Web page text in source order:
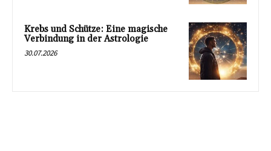
Krebs und Schütze: Eine magische
Verbindung in der Astrologie
30.07.2026